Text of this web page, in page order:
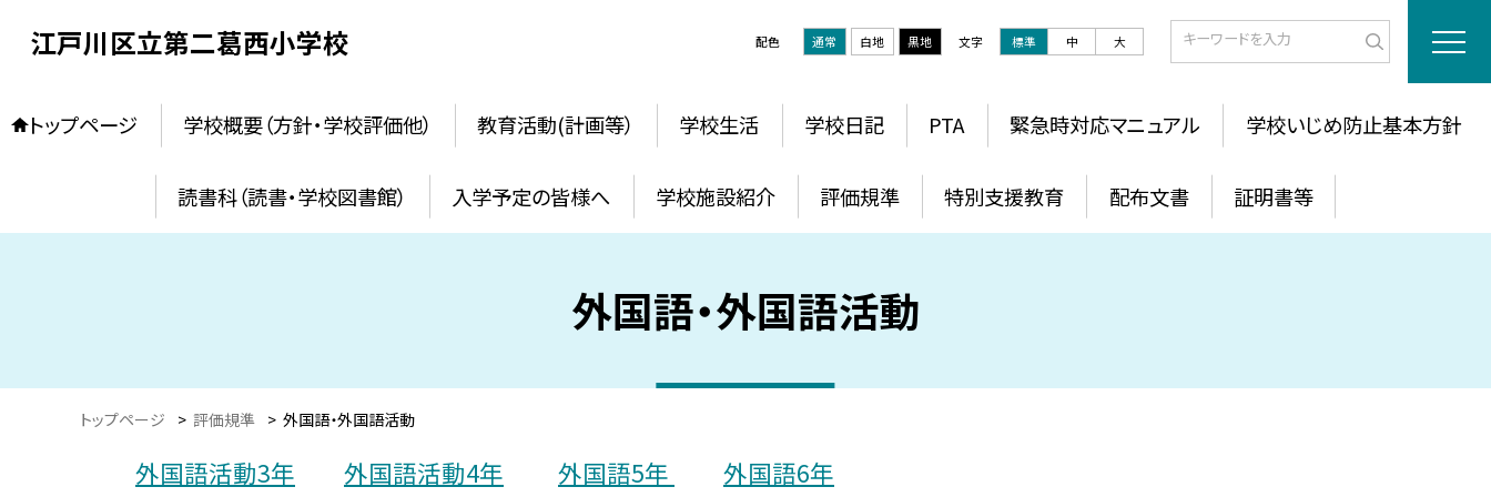
江戸川区立第二葛西小学校 配色 通常 白地 黒地 文字 標準 中 大
トップページ 学校概要（方針・学校評価他） 教育活動(計画等） 学校生活 学校日記 PTA 緊急時対応マニュアル 学校いじめ防止基本方針
読書科（読書・学校図書館） 入学予定の皆様へ 学校施設紹介 評価規準 特別支援教育 配布文書 証明書等
外国語・外国語活動
トップページ > 評価規準 > 外国語・外国語活動
外国語活動3年 外国語活動4年 外国語5年 外国語6年